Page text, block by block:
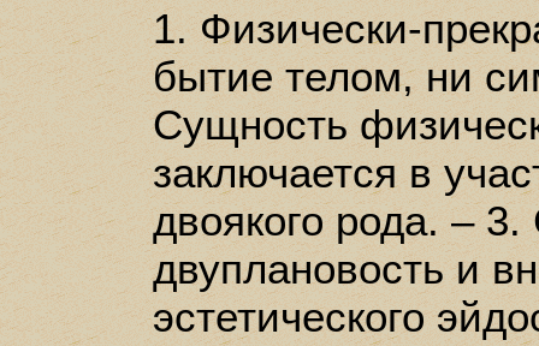
1. Физически-
бытие телом, ни
Сущность
заключается в
двоякого рода. –
двуплановость и
эстетического